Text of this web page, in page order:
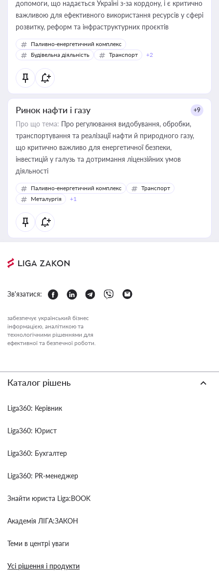
допомоги, що надається Україні з-за кордону, і є критично
важливою для ефективного використання ресурсів у сфері
розвитку, реформ та інфраструктурних проєктів
Паливно-енергетичний комплекс
Будівельна діяльність
Транспорт +2
Ринок нафти і газу +9
Про що тема: Про регулювання видобування, обробки,
транспортування та реалізації нафти й природного газу,
що критично важливо для енергетичної безпеки,
інвестицій у галузь та дотримання ліцензійних умов
діяльності
Паливно-енергетичний комплекс
Транспорт
Металургія
+1
Зв'язатися:
забезпечує український бізнес
інформацією, аналітикою та
технологічними рішеннями для
ефективної та безпечної роботи.
Каталог рішень
Liga360: Керівник
Liga360: Юрист
Liga360: Бухгалтер
Liga360: PR-менеджер
Знайти юриста Liga:BOOK
Академія ЛІГА:ЗАКОН
Теми в центрі уваги
Усі рішення і продукти